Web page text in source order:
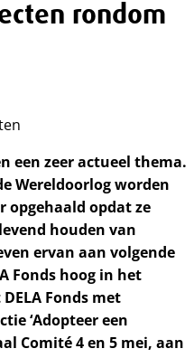
rondom
een zeer actueel thema.
Wereldoorlog worden
opgehaald opdat ze
houden van
ervan aan volgende
Fonds hoog in het
Fonds met
‘Adopteer een
Comité 4 en 5 mei, aan